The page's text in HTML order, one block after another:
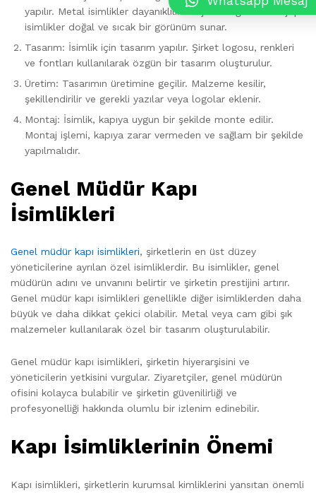
yapılır. Metal isimlikler dayanıklılık ve şıklık sağlarken ahşap
isimlikler doğal ve sıcak bir görünüm sunar.
Tasarım: İsimlik için tasarım yapılır. Şirket logosu, renkleri
ve fontları kullanılarak özgün bir tasarım oluşturulur.
Üretim: Tasarımın üretimine geçilir. Malzeme kesilir,
şekillendirilir ve gerekli yazılar veya logolar eklenir.
Montaj: İsimlik, kapıya uygun bir şekilde monte edilir.
Montaj işlemi, kapıya zarar vermeden ve sağlam bir şekilde
yapılmalıdır.
Genel Müdür Kapı
İsimlikleri
Genel müdür kapı isimlikleri, şirketlerin en üst düzey
yöneticilerine ayrılan özel isimliklerdir. Bu isimlikler, genel
müdürün adını ve unvanını belirtir ve şirketin prestijini artırır.
Genel müdür kapı isimlikleri genellikle diğer isimliklerden daha
büyük ve daha dikkat çekici olabilir. Metal veya cam gibi şık
malzemeler kullanılarak özel bir tasarım oluşturulabilir.
Genel müdür kapı isimlikleri, şirketin hiyerarşisini ve
yöneticilerin yetkisini vurgular. Ziyaretçiler, genel müdürün
ofisini kolayca bulabilir ve şirketin güvenilirliği ve
profesyonelliği hakkında olumlu bir izlenim edinebilir.
Kapı İsimliklerinin Önemi
Kapı isimlikleri, şirketlerin kurumsal kimliklerini yansıtan önemli